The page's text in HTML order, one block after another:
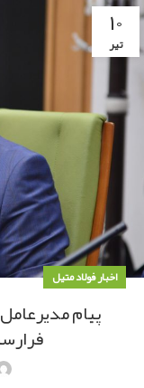
۱۰
تیر
اخبار فولاد متیل
پیام